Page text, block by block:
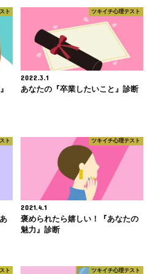
ト ツキイチ心理テスト
2022.3.1
あなたの『卒業したいこと』診断
ト ツキイチ心理テスト
2021.4.1
褒められたら嬉しい！『あなたの
魅力』診断
ト ツキイチ心理テスト